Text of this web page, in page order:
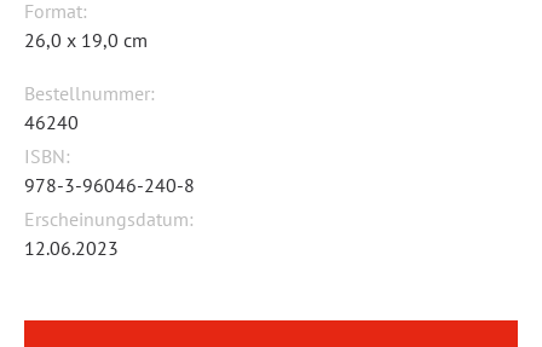
Format:
26,0 x 19,0 cm
Bestellnummer:
46240
ISBN:
978-3-96046-240-8
Erscheinungsdatum:
12.06.2023